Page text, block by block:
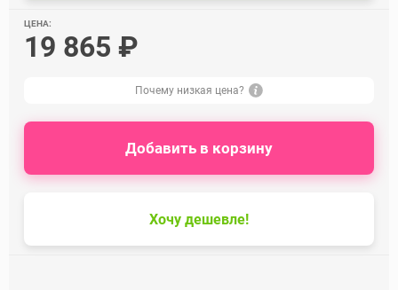
ЦЕНА:
19 865 ₽
Почему низкая цена?
Хочу дешевле!
Добавить в корзину